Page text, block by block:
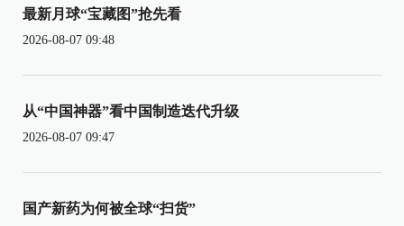
最新月球“宝藏图”抢先看
2026-08-07 09:48
从“中国神器”看中国制造迭代升级
2026-08-07 09:47
国产新药为何被全球“扫货”